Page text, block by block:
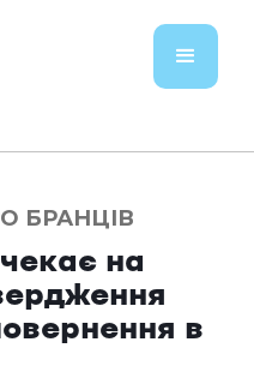
БРАНЦІВ
на
в